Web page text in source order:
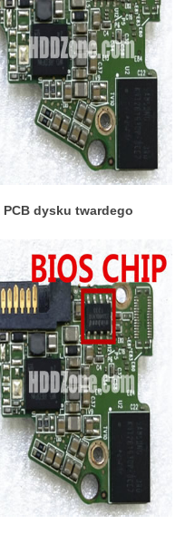
PCB dysku twardego